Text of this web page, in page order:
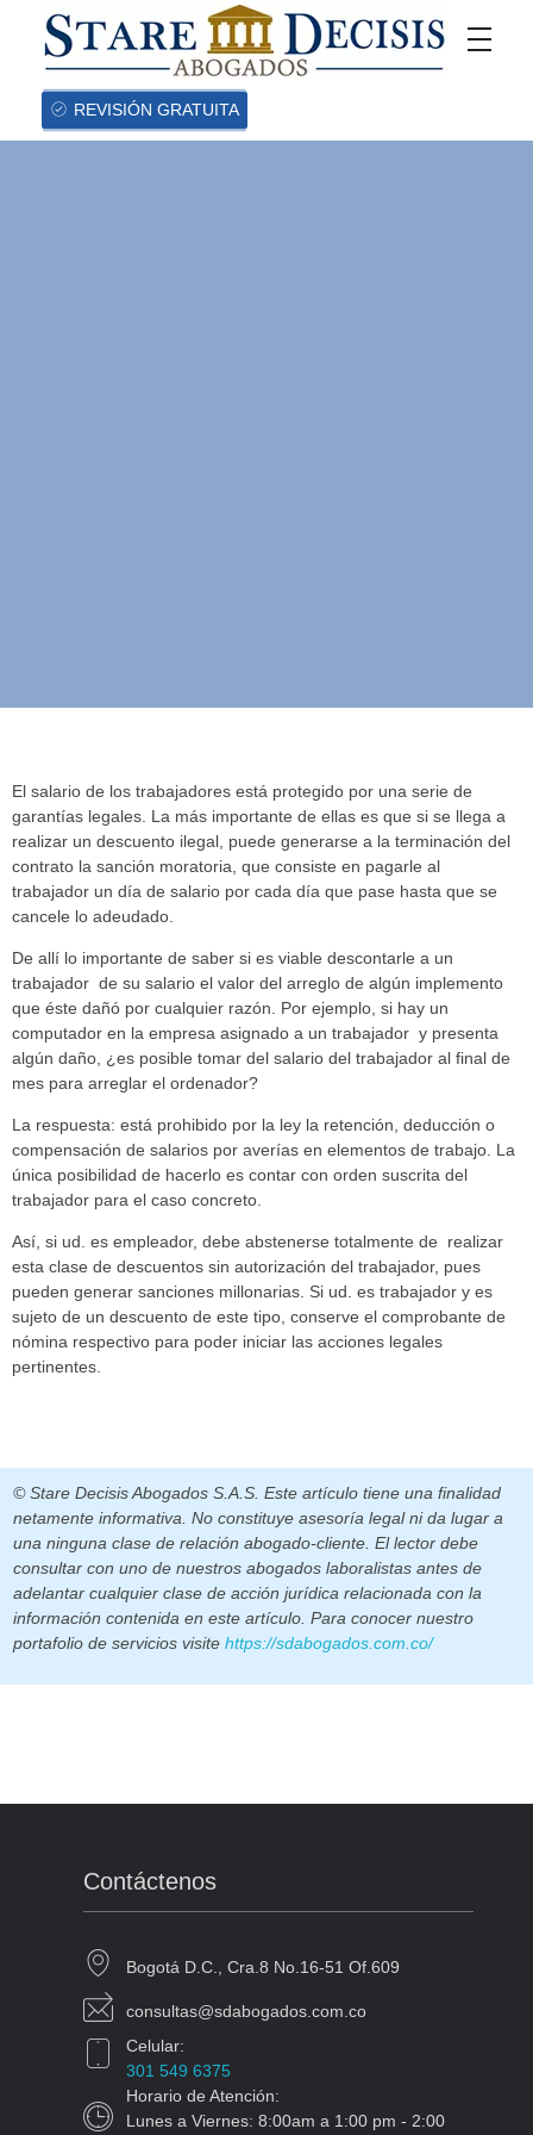
REVISIÓN GRATUITA
El salario de los trabajadores está protegido por una serie de
garantías legales. La más importante de ellas es que si se llega a
realizar un descuento ilegal, puede generarse a la terminación del
contrato la sanción moratoria, que consiste en pagarle al
trabajador un día de salario por cada día que pase hasta que se
cancele lo adeudado.
De allí lo importante de saber si es viable descontarle a un
trabajador de su salario el valor del arreglo de algún implemento
que éste dañó por cualquier razón. Por ejemplo, si hay un
computador en la empresa asignado a un trabajador y presenta
algún daño, ¿es posible tomar del salario del trabajador al final de
mes para arreglar el ordenador?
La respuesta: está prohibido por la ley la retención, deducción o
compensación de salarios por averías en elementos de trabajo. La
única posibilidad de hacerlo es contar con orden suscrita del
trabajador para el caso concreto.
Así, si ud. es empleador, debe abstenerse totalmente de realizar
esta clase de descuentos sin autorización del trabajador, pues
pueden generar sanciones millonarias. Si ud. es trabajador y es
sujeto de un descuento de este tipo, conserve el comprobante de
nómina respectivo para poder iniciar las acciones legales
pertinentes.
© Stare Decisis Abogados S.A.S. Este artículo tiene una finalidad
netamente informativa. No constituye asesoría legal ni da lugar a
una ninguna clase de relación abogado-cliente. El lector debe
consultar con uno de nuestros abogados laboralistas antes de
adelantar cualquier clase de acción jurídica relacionada con la
información contenida en este artículo. Para conocer nuestro
portafolio de servicios visite https://sdabogados.com.co/
Contáctenos
Bogotá D.C., Cra.8 No.16-51 Of.609
consultas@sdabogados.com.co
Celular:
301 549 6375
Horario de Atención:
Lunes a Viernes: 8:00am a 1:00 pm - 2:00